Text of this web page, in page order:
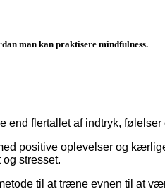
man kan praktisere mindfulness.
end flertallet af indtryk, følelser
positive oplevelser og
stresset.
til at træne evnen til at